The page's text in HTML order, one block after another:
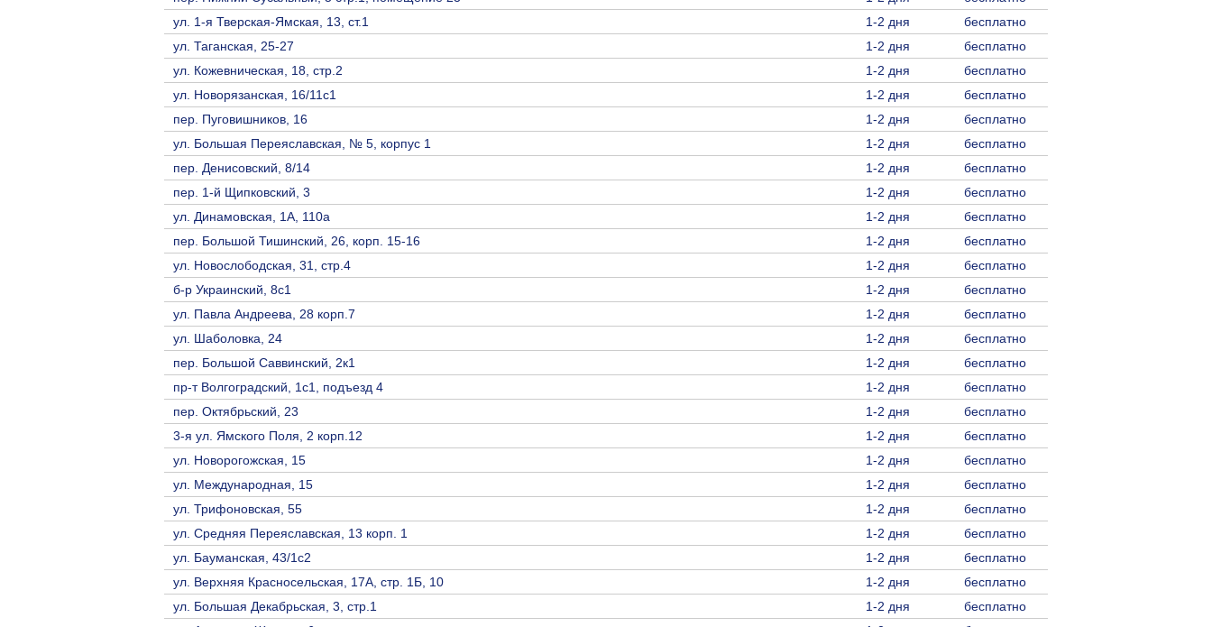
ул. 1-я Тверская-Ямская, 13, ст.1
1-2 дня
бесплатно
ул. Таганская, 25-27
1-2 дня
бесплатно
ул. Кожевническая, 18, стр.2
1-2 дня
бесплатно
ул. Новорязанская, 16/11с1
1-2 дня
бесплатно
пер. Пуговишников, 16
1-2 дня
бесплатно
ул. Большая Переяславская, № 5, корпус 1
1-2 дня
бесплатно
пер. Денисовский, 8/14
1-2 дня
бесплатно
пер. 1-й Щипковский, 3
1-2 дня
бесплатно
ул. Динамовская, 1А, 110а
1-2 дня
бесплатно
пер. Большой Тишинский, 26, корп. 15-16
1-2 дня
бесплатно
ул. Новослободская, 31, стр.4
1-2 дня
бесплатно
б-р Украинский, 8с1
1-2 дня
бесплатно
ул. Павла Андреева, 28 корп.7
1-2 дня
бесплатно
ул. Шаболовка, 24
1-2 дня
бесплатно
пер. Большой Саввинский, 2к1
1-2 дня
бесплатно
пр-т Волгоградский, 1с1, подъезд 4
1-2 дня
бесплатно
пер. Октябрьский, 23
1-2 дня
бесплатно
3-я ул. Ямского Поля, 2 корп.12
1-2 дня
бесплатно
ул. Новорогожская, 15
1-2 дня
бесплатно
ул. Международная, 15
1-2 дня
бесплатно
ул. Трифоновская, 55
1-2 дня
бесплатно
ул. Средняя Переяславская, 13 корп. 1
1-2 дня
бесплатно
ул. Бауманская, 43/1с2
1-2 дня
бесплатно
ул. Верхняя Красносельская, 17А, стр. 1Б, 10
1-2 дня
бесплатно
ул. Большая Декабрьская, 3, стр.1
1-2 дня
бесплатно